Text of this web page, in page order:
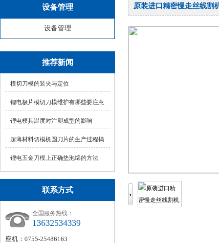
设备管理
设备管理
推荐新闻
模切刀模的装夹与定位
锂电极片模切刀模维护有哪些要注意
的？
锂电模具温度对注塑成型的影响
超薄材料切模机圆刀片的生产过程揭
秘！高精度圆刀
锂电五金刀模上正确垫泡绵的方法
联系方式
全国服务热线：
13632534339
座机：0755-25486163
原装进口精密慢走丝线割